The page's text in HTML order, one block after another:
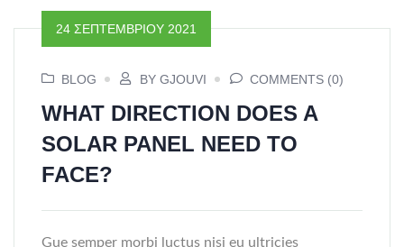
24 ΣΕΠΤΕΜΒΡΊΟΥ 2021
BLOG BY GJOUVI COMMENTS (0)
WHAT DIRECTION DOES A
SOLAR PANEL NEED TO
FACE?
Gue semper morbi luctus nisi eu ultricies